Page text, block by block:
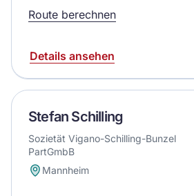
Route berechnen
Details ansehen
Stefan Schilling
Sozietät Vigano-Schilling-Bunzel
PartGmbB
Mannheim